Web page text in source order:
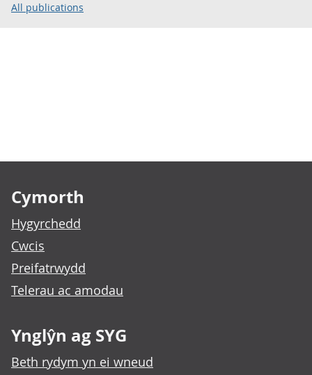
All publications
Cymorth
Hygyrchedd
Cwcis
Preifatrwydd
Telerau ac amodau
Ynglŷn ag SYG
Beth rydym yn ei wneud